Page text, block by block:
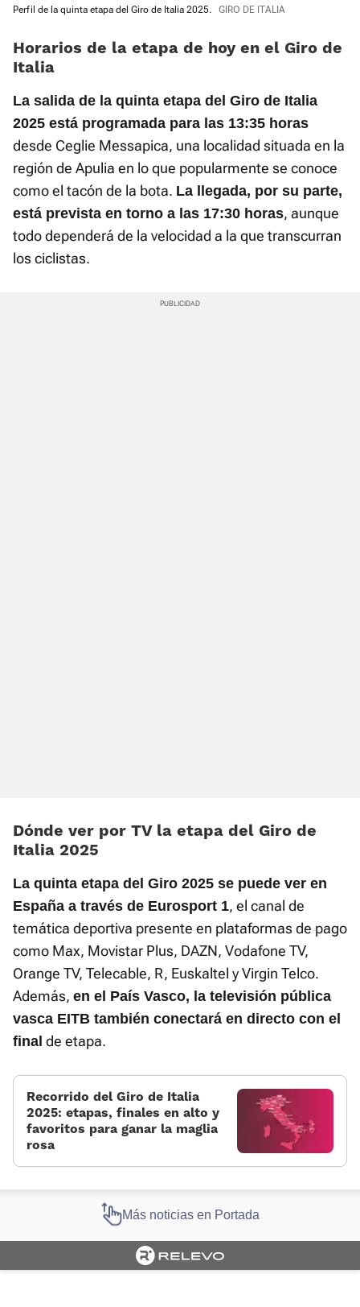
Perfil de la quinta etapa del Giro de Italia 2025. GIRO DE ITALIA
Horarios de la etapa de hoy en el Giro de
Italia
La salida de la quinta etapa del Giro de Italia
2025 está programada para las 13:35 horas
desde Ceglie Messapica, una localidad situada en la
región de Apulia en lo que popularmente se conoce
como el tacón de la bota. La llegada, por su parte,
está prevista en torno a las 17:30 horas, aunque
todo dependerá de la velocidad a la que transcurran
los ciclistas.
Dónde ver por TV la etapa del Giro de
Italia 2025
La quinta etapa del Giro 2025 se puede ver en
España a través de Eurosport 1, el canal de
temática deportiva presente en plataformas de pago
como Max, Movistar Plus, DAZN, Vodafone TV,
Orange TV, Telecable, R, Euskaltel y Virgin Telco.
Además, en el País Vasco, la televisión pública
vasca EITB también conectará en directo con el
final de etapa.
Recorrido del Giro de Italia
2025: etapas, finales en alto y
favoritos para ganar la maglia
rosa
Más noticias en Portada